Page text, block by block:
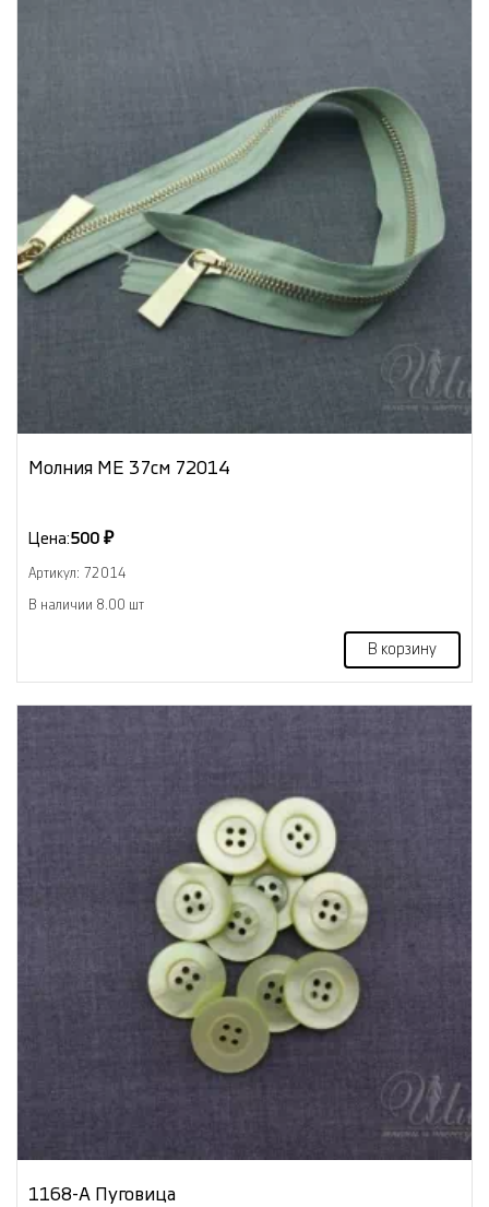
Молния МЕ 37см 72014
Цена:500 ₽
Артикул: 72014
В наличии 8.00 шт
В корзину
1168-А Пуговица